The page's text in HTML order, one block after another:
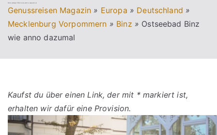
Ostseebad Binz wie anno dazumal
Genussreisen Magazin » Europa » Deutschland »
Mecklenburg Vorpommern » Binz » Ostseebad Binz
wie anno dazumal
Kaufst du über einen Link, der mit * markiert ist,
erhalten wir dafür eine Provision.